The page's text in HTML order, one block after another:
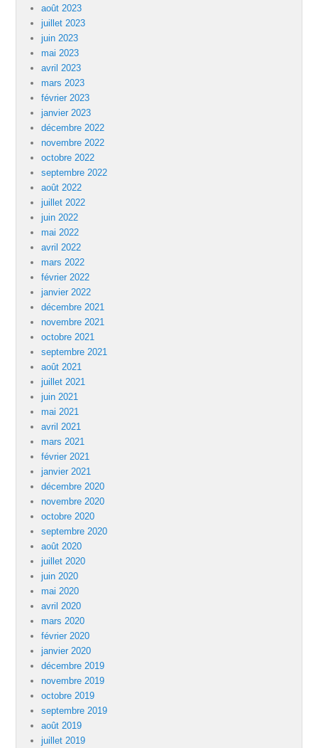
août 2023
juillet 2023
juin 2023
mai 2023
avril 2023
mars 2023
février 2023
janvier 2023
décembre 2022
novembre 2022
octobre 2022
septembre 2022
août 2022
juillet 2022
juin 2022
mai 2022
avril 2022
mars 2022
février 2022
janvier 2022
décembre 2021
novembre 2021
octobre 2021
septembre 2021
août 2021
juillet 2021
juin 2021
mai 2021
avril 2021
mars 2021
février 2021
janvier 2021
décembre 2020
novembre 2020
octobre 2020
septembre 2020
août 2020
juillet 2020
juin 2020
mai 2020
avril 2020
mars 2020
février 2020
janvier 2020
décembre 2019
novembre 2019
octobre 2019
septembre 2019
août 2019
juillet 2019